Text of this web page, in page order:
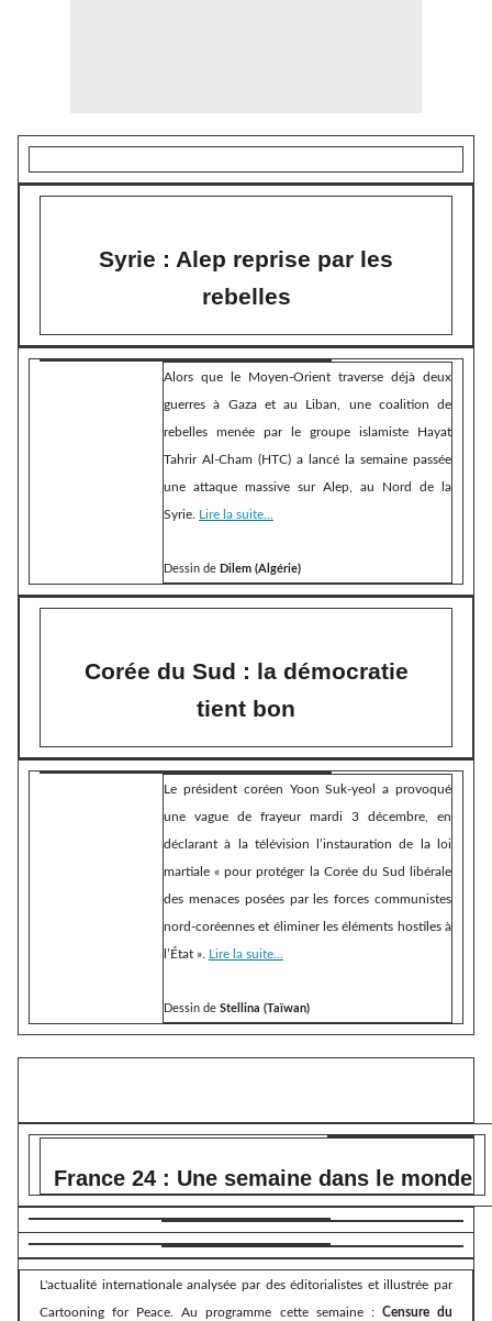
Syrie : Alep reprise par les
rebelles
Alors que le Moyen-Orient traverse déjà deux
guerres à Gaza et au Liban, une coalition de
rebelles menée par le groupe islamiste Hayat
Tahrir Al-Cham (HTC) a lancé la semaine passée
une attaque massive sur Alep, au Nord de la
Syrie. Lire la suite...
Dessin de Dilem (Algérie)
Corée du Sud : la démocratie
tient bon
Le président coréen Yoon Suk-yeol a provoqué
une vague de frayeur mardi 3 décembre, en
déclarant à la télévision l’instauration de la loi
martiale « pour protéger la Corée du Sud libérale
des menaces posées par les forces communistes
nord-coréennes et éliminer les éléments hostiles à
l’État ». Lire la suite...
Dessin de Stellina (Taïwan)
France 24 : Une semaine dans le monde
L'actualité internationale analysée par des éditorialistes et illustrée par
Cartooning for Peace. Au programme cette semaine :Censure du